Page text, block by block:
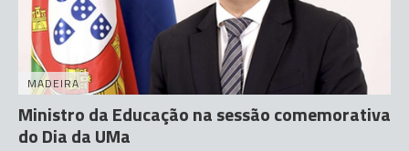
MADEIRA
Ministro da Educação na sessão comemorativa
do Dia da UMa